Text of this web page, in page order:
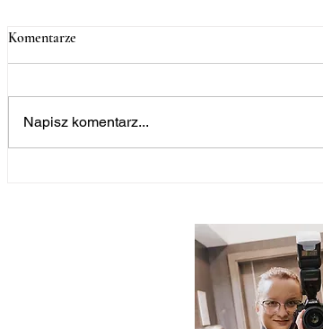
Komentarze
Napisz komentarz...